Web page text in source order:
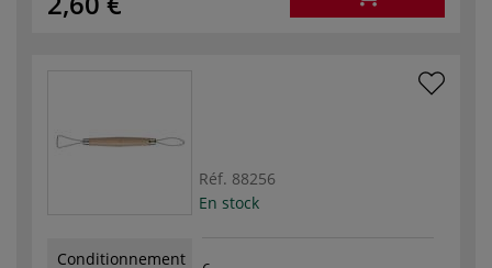
Réf. 88256
En stock
Conditionnement